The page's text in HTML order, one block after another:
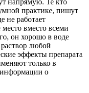
практике, пишут
не работает
место вместо всеми
он хорошо в воде
любой
эффекты препарата
только в
о